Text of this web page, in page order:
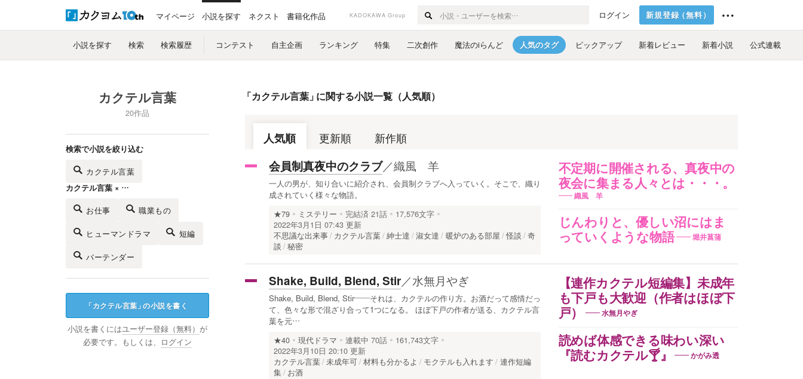
マイページ 小説を探す ネクスト 書籍化作品 KADOKAWA Group ログイン 新規登録（無料）
小説を探す 検索 検索履歴 コンテスト 自主企画 ランキング 特集 二次創作 魔法のiらんど 人気のタグ ピックアップ 新着レビュー 新着小説 公式連載
カクテル言葉
20作品
検索で小説を絞り込む
カクテル言葉
カクテル言葉 × …
お仕事 職業もの
ヒューマンドラマ 短編
バーテンダー
「カクテル言葉 」の小説を書く
小説を書くにはユーザー登録（無料） が
必要です。もしくは、
ログイン
「カクテル言葉 」に関する小説一覧（人気順）
人気順 更新順 新作順
不定期に開催される、真夜中の
夜会に集まる人々とは・・・。
織風 羊
じんわりと、優しい沼にはま
っていくような物語
堀井菖蒲
会員制真夜中のクラブ／織風 羊
一人の男が、知り合いに紹介され、会員制クラブへ入っていく。そこで、織り
成されていく様々な物語。
★79 ミステリー 完結済 21話
17,576文字
2022年3月1日 07:43 更新
不思議な出来事
カクテル言葉 紳士達 淑女達 暖炉のある部屋 怪談
奇
談
秘密
【連作カクテル短編集】未成年
も下戸も大歓迎（作者はほぼ下
戸）
水無月やぎ
読めば体感できる味わい深い
『読むカクテル🍸』
かがみ透
Shake, Build, Blend, Stir／水無月やぎ
Shake, Build, Blend, Stir——それは、カクテルの作り方。お酒だって感情だっ
て、色々な形で混ざり合って1つになる。 ほぼ下戸の作者が送る、カクテル言
葉を元…
★40 現代ドラマ 連載中 70話
161,743文字
2022年3月10日 20:10 更新
カクテル言葉 未成年可 材料も分かるよ モクテルも入れます
連作短編
集
お酒